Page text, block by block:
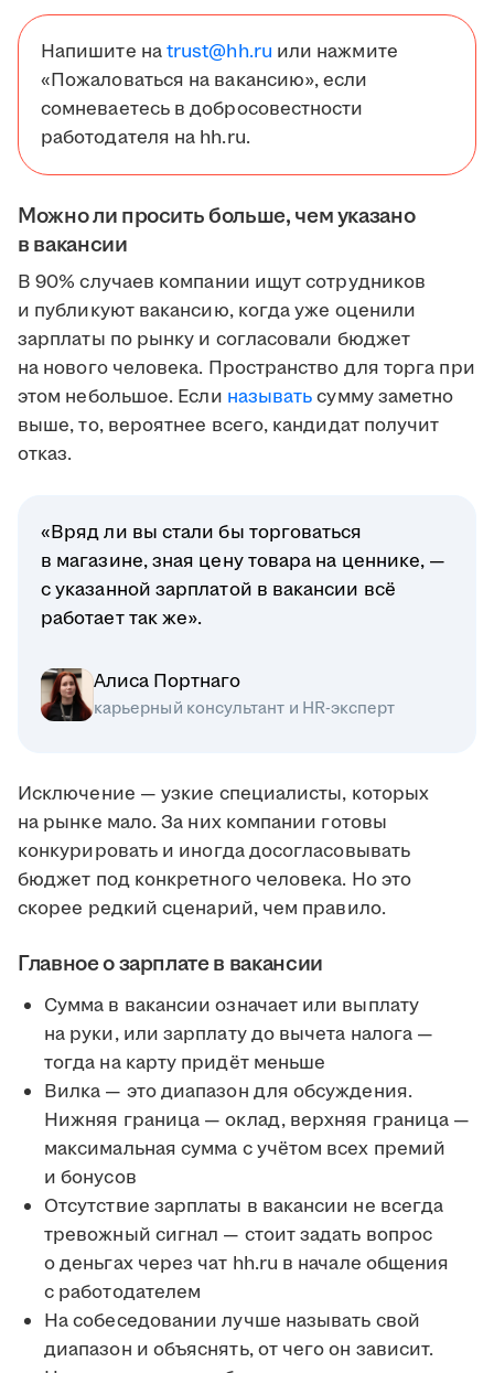
Напишите наtrust@hh.ru или нажмите
«Пожаловаться на вакансию», если
сомневаетесь в добросовестности
работодателя на hh.ru.
Можно ли просить больше, чем указано
в вакансии
В 90% случаев компании ищут сотрудников
и публикуют вакансию, когда уже оценили
зарплаты по рынку и согласовали бюджет
на нового человека. Пространство для торга при
этом небольшое. Если называтьсумму заметно
выше, то, вероятнее всего, кандидат получит
отказ.
«Вряд ли вы стали бы торговаться
в магазине, зная цену товара на ценнике, —
с указанной зарплатой в вакансии всё
работает так же».
Алиса Портнаго
карьерный консультант и HR-эксперт
Исключение — узкие специалисты, которых
на рынке мало. За них компании готовы
конкурировать и иногда досогласовывать
бюджет под конкретного человека. Но это
скорее редкий сценарий, чем правило.
Главное о зарплате в вакансии
Сумма в вакансии означает или выплату
на руки, или зарплату до вычета налога —
тогда на карту придёт меньше
Вилка — это диапазон для обсуждения.
Нижняя граница — оклад, верхняя граница —
максимальная сумма с учётом всех премий
и бонусов
Отсутствие зарплаты в вакансии не всегда
тревожный сигнал — стоит задать вопрос
о деньгах через чат hh.ru в начале общения
с работодателем
На собеседовании лучше называть свой
диапазон и объяснять, от чего он зависит.